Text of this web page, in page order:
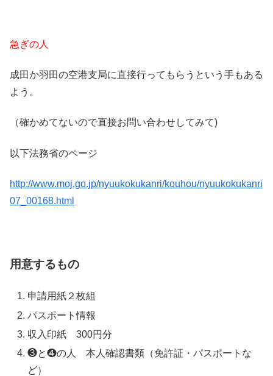
急ぎの人
成田か羽田の空港支局に直接行ってもらうという手もある
よう。
（確かめてないので直接お問い合わせしてみて)
以下法務省のページ
http://www.moj.go.jp/nyuukokukanri/kouhou/nyuukokukanri
07_00168.html
用意するもの
申請用紙２枚組
パスポート情報
収入印紙 300円分
❸と❹の人 本人確認書類（免許証・パスポートな
ど）